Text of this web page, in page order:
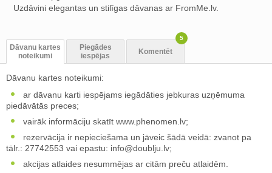
Uzdāvini elegantas un stilīgas dāvanas ar FromMe.lv.
Dāvanu kartes
noteikumi
Piegādes
iespējas
Komentēt
5
Dāvanu kartes noteikumi:
ar dāvanu karti iespējams iegādāties jebkuras uzņēmuma
piedāvātās preces;
vairāk informāciju skatīt www.phenomen.lv;
rezervācija ir nepieciešama un jāveic šādā veidā: zvanot pa
tālr.: 27742553 vai epastu: info@doublju.lv;
akcijas atlaides nesummējas ar citām preču atlaidēm.